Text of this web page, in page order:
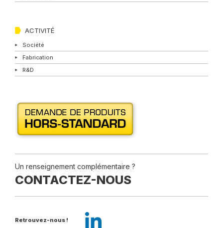
ACTIVITÉ
Société
Fabrication
R&D
Un renseignement complémentaire ?
CONTACTEZ-NOUS
Retrouvez-nous !